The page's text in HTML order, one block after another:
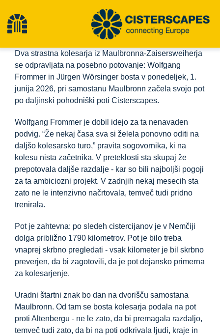
vsebino
Preklopna
navigacija
Cisterscapes
Območja kulturne dediščine
Pohodništvo
Najnovejše novice
dogodki
Informacijsko središče
Prenosi
Kraj učenja
Kulinarična dediščina
Dva strastna kolesarja iz Maulbronna-Zaisersweiherja
se odpravljata na posebno potovanje: Wolfgang
Frommer in Jürgen Wörsinger bosta v ponedeljek, 1.
junija 2026, pri samostanu Maulbronn začela svojo pot
po daljinski pohodniški poti Cisterscapes.
Wolfgang Frommer je dobil idejo za ta nenavaden
podvig. “Že nekaj časa sva si želela ponovno oditi na
daljšo kolesarsko turo,” pravita sogovornika, ki na
kolesu nista začetnika. V preteklosti sta skupaj že
prepotovala daljše razdalje - kar so bili najboljši pogoji
za ta ambiciozni projekt. V zadnjih nekaj mesecih sta
zato ne le intenzivno načrtovala, temveč tudi pridno
trenirala.
Pot je zahtevna: po sledeh cistercijanov je v Nemčiji
dolga približno 1790 kilometrov. Pot je bilo treba
vnaprej skrbno pregledati - vsak kilometer je bil skrbno
preverjen, da bi zagotovili, da je pot dejansko primerna
za kolesarjenje.
Uradni štartni znak bo dan na dvorišču samostana
Maulbronn. Od tam se bosta kolesarja podala na pot
proti Altenbergu - ne le zato, da bi premagala razdaljo,
temveč tudi zato, da bi na poti odkrivala ljudi, kraje in